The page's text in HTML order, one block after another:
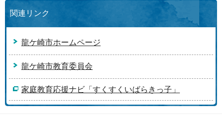
関連リンク
龍ケ崎市ホームページ
龍ケ崎市教育委員会
家庭教育応援ナビ「すくすくいばらきっ子」